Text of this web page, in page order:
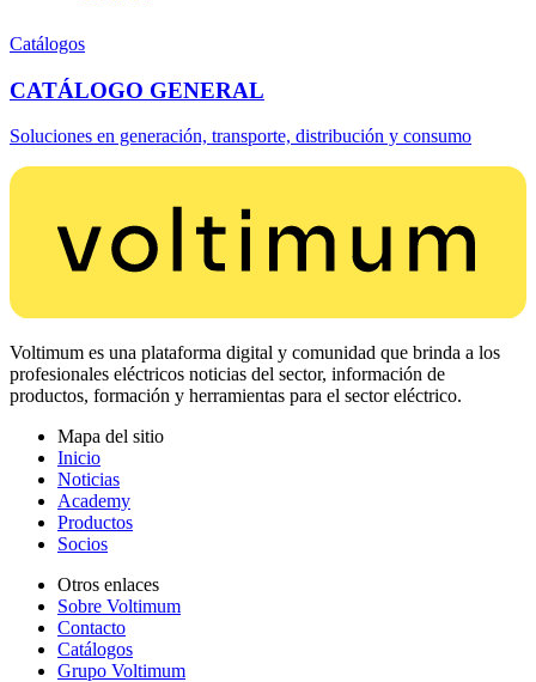
Catálogos
CATÁLOGO GENERAL
Soluciones en generación, transporte, distribución y consumo
Voltimum es una plataforma digital y comunidad que brinda a los
profesionales eléctricos noticias del sector, información de
productos, formación y herramientas para el sector eléctrico.
Mapa del sitio
Inicio
Noticias
Academy
Productos
Socios
Otros enlaces
Sobre Voltimum
Contacto
Catálogos
Grupo Voltimum